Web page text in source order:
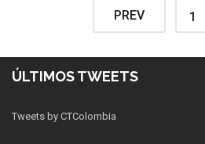
PREV 1
ÚLTIMOS TWEETS
Tweets by CTColombia